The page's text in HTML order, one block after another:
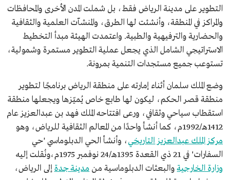
التطوير على مدينة الرياض فقط، بل شملت المدن الأخرى والمحافظات
والمراكز في المنطقة، وأنشئت لها الطرق، والمنشآت العلمية والثقافية
والحضارية والترفيهية والطبية. واعتمدت الهيئة مبدأ التخطيط
الاستراتيجي الشامل الذي يجعل عملية التطوير مستمرة وشمولية،
تستوعب جميع مستجدات التنمية بمرونة.
وضع الملك سلمان أثناء إمارته على منطقة الرياض برنامجًا لتطوير
منطقة قصر الحكم، ليكون لها طابع خاص يُميّزها ويجعلها منطقة
استقطاب سياحي وثقافي، ورعى افتتاحه الملك فهد بن عبدالعزيز عام
1412هـ/1992م، كما أنشأ واحدًا من المعالم الثقافية للرياض، وهو
مركز الملك عبدالعزيز التاريخي، وأنشأ الحي الدبلوماسي 'حي
السفارات' في 21 ذي القعدة 1395هـ/24 نوفمبر 1975م،ونُقلت إليه
وزارة الخارجية والبعثات الدبلوماسية منمدينة جدةإلى الرياض،